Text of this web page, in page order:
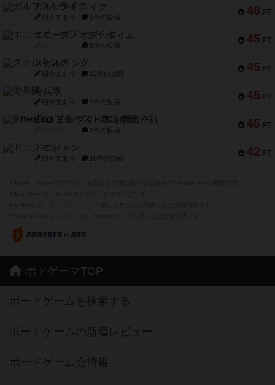
46 PT
ガルフストライク
紹介文あり 1件の投稿
45 PT
エコーズ・オブ・タイム
8件の投稿
45 PT
スカルキング
紹介文あり 12件の投稿
45 PT
海兵隊
紹介文あり 1件の投稿
45 PT
Bitter End ブタペスト救出作戦
1件の投稿
42 PT
ドコジャン
紹介文あり 10件の投稿
ボドゲーマTOP
ボードゲームを検索する
ボードゲームの新着レビュー
ボードゲーム会情報